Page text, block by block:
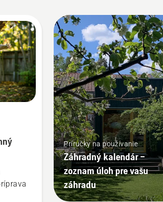
Príručky na používanie
Záhradný kalendár –
zoznam úloh pre vašu
záhradu